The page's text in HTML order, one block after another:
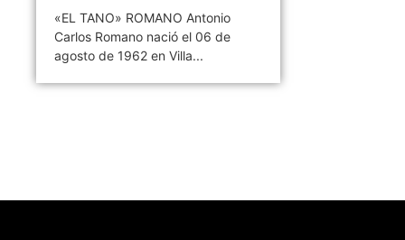
«EL TANO» ROMANO Antonio
Carlos Romano nació el 06 de
agosto de 1962 en Villa...